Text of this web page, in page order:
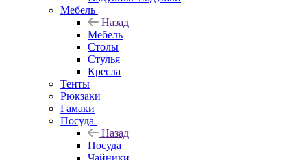
Мебель
Назад
Мебель
Столы
Стулья
Кресла
Тенты
Рюкзаки
Гамаки
Посуда
Назад
Посуда
Чайники